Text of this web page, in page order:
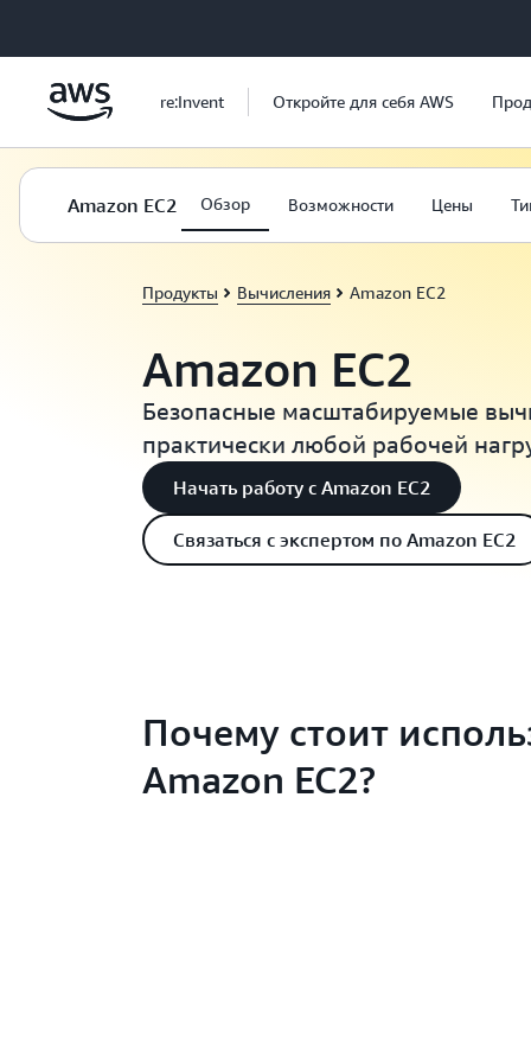
re:Invent Откройте для себя AWS
Amazon EC2 Обзор Возможности Цены
Продукты Вычисления Amazon EC2
Amazon EC2
Безопасные масштабируемые
практически любой рабочей
Начать работу с Amazon EC2
Связаться с экспертом по Amazon EC2
Почему стоит
Amazon EC2?